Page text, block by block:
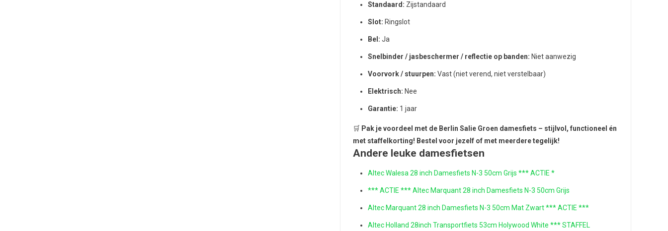
Standaard: Zijstandaard
Slot: Ringslot
Bel: Ja
Snelbinder / jasbeschermer / reflectie op banden: Niet aanwezig
Voorvork / stuurpen: Vast (niet verend, niet verstelbaar)
Elektrisch: Nee
Garantie: 1 jaar
🛒 Pak je voordeel met de Berlin Salie Groen damesfiets – stijlvol, functioneel én
met staffelkorting! Bestel voor jezelf of met meerdere tegelijk!
Andere leuke damesfietsen
Altec Walesa 28 inch Damesfiets N-3 50cm Grijs *** ACTIE *
*** ACTIE ***Altec Marquant 28 inch Damesfiets N-3 50cm Grijs
Altec Marquant 28 inch Damesfiets N-3 50cm Mat Zwart *** ACTIE ***
Altec Holland 28inch Transportfiets 53cm Holywood White *** STAFFEL